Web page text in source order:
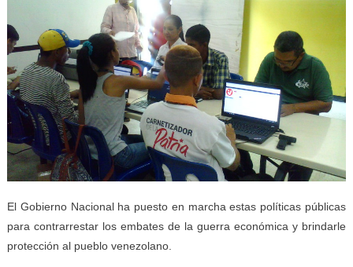
El Gobierno Nacional ha puesto en marcha estas políticas públicas
para contrarrestar los embates de la guerra económica y brindarle
protección al pueblo venezolano.